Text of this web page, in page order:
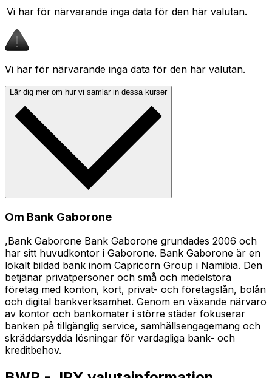
Vi har för närvarande inga data för den här valutan.
Vi har för närvarande inga data för den här valutan.
Lär dig mer om hur vi samlar in dessa kurser
Om Bank Gaborone
,Bank Gaborone Bank Gaborone grundades 2006 och
har sitt huvudkontor i Gaborone. Bank Gaborone är en
lokalt bildad bank inom Capricorn Group i Namibia. Den
betjänar privatpersoner och små och medelstora
företag med konton, kort, privat- och företagslån, bolån
och digital bankverksamhet. Genom en växande närvaro
av kontor och bankomater i större städer fokuserar
banken på tillgänglig service, samhällsengagemang och
skräddarsydda lösningar för vardagliga bank- och
kreditbehov.